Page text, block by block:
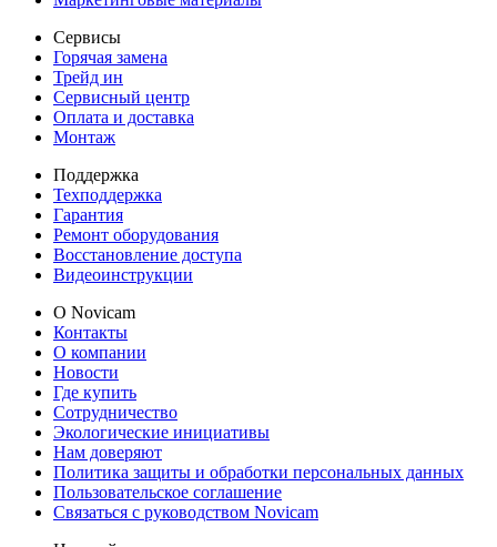
Сервисы
Горячая замена
Трейд ин
Сервисный центр
Оплата и доставка
Монтаж
Поддержка
Техподдержка
Гарантия
Ремонт оборудования
Восстановление доступа
Видеоинструкции
О Novicam
Контакты
О компании
Новости
Где купить
Сотрудничество
Экологические инициативы
Нам доверяют
Политика защиты и обработки персональных данных
Пользовательское соглашение
Связаться с руководством Novicam